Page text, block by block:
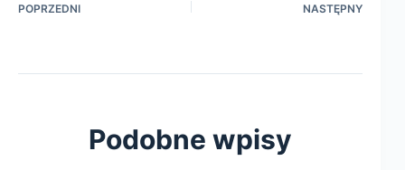
POPRZEDNI NASTĘPNY
Podobne wpisy